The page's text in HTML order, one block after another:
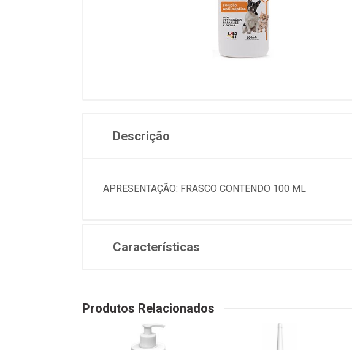
Descrição
APRESENTAÇÃO: FRASCO CONTENDO 100 ML
Características
Produtos Relacionados